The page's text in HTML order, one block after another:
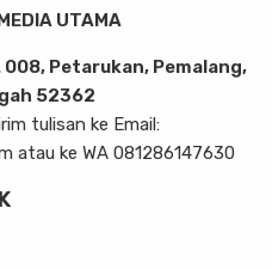
UTAMA
Petarukan, Pemalang,
52362
tulisan ke Email:
atau ke WA 081286147630